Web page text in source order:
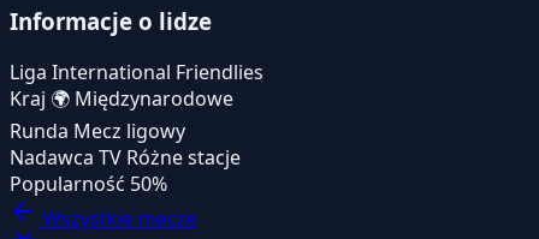
Informacje o lidze
Liga International Friendlies
Kraj 🌍 Międzynarodowe
Runda Mecz ligowy
Nadawca TV Różne stacje
Popularność 50%
Wszystkie mecze